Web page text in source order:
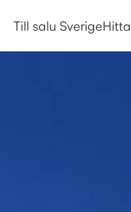
Till salu Sverige